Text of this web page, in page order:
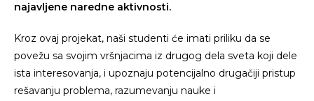
najavljene naredne aktivnosti.
Kroz ovaj projekat, naši studenti će imati priliku da se
povežu sa svojim vršnjacima iz drugog dela sveta koji dele
ista interesovanja, i upoznaju potencijalno drugačiji pristup
rešavanju problema, razumevanju nauke i